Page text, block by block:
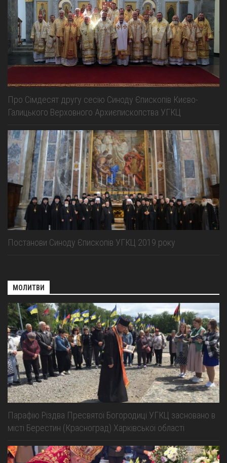
Про Сімдесят другу сесію Синоду Єпископів Києво-
Галицького Верховного Архиєпископства УГКЦ
Постанови Синоду Єпископів УГКЦ 2019 року
МОЛИТВИ
Парафію Різдва Пресвятої Богородиці УГКЦ засновано в
місті Берестин (Красноград) Харківської області